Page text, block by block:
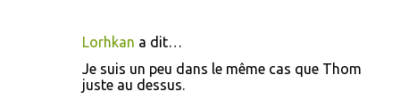
Lorhkan a dit…
Je suis un peu dans le même cas que Thom
juste au dessus.